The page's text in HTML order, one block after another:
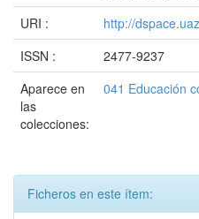
URI :
http://
ISSN :
2477-9237
Aparece en
las
colecciones:
041 Educación
Ficheros en este ítem: